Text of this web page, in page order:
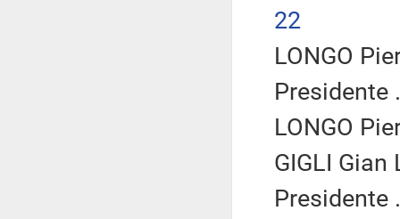
22
LONGO
Presidente
LONGO
GIGLI Gian
Presidente